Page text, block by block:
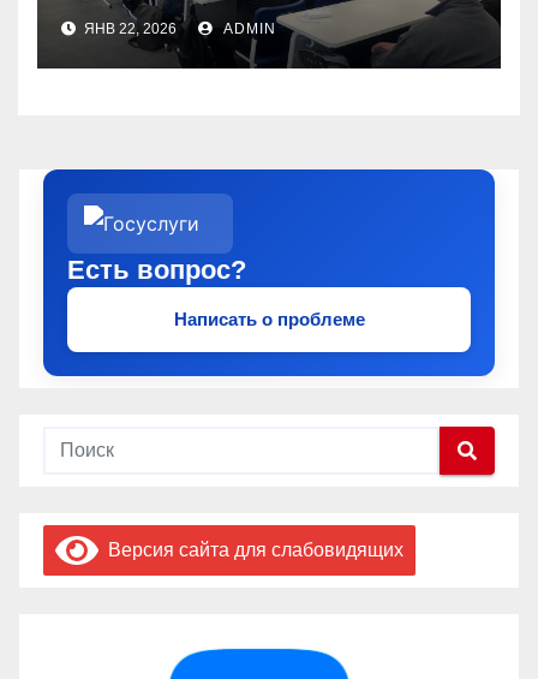
правонарушений!
ЯНВ 22, 2026 ADMIN
Есть вопрос?
Написать о проблеме
Версия сайта для слабовидящих